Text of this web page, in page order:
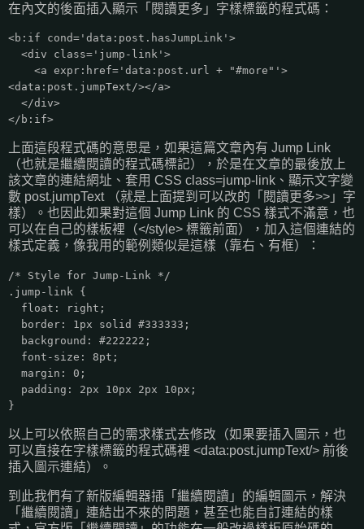
在內文的後面插入顯示「閱讀更多」字樣標籤的程式碼：
<b:if cond='data:post.hasJumpLink'>
<div class='jump-link'>
<a expr:href='data:post.url + "#more"'>
<data:post.jumpText/></a>
</div>
</b:if>
上面這段程式碼的意思是，如果這篇文章內有 Jump Link
（也就是繼續閱讀的程式碼標記），於是在文章的最後放上
該文章的連結網址、套用 CSS class=jump-link、顯示文字變
數 post.jumpText （就是上面提到可以改的「閱讀更多>>」字
樣）。也因此如果對這個 Jump Link 的 CSS 樣式不滿意，也
可以在自己的樣板裡（</style> 標籤前面），加入這個連結的
樣式定義，像我用的範例類似是這樣（靠右、有框）：
/* Style for Jump-Link */
.jump-link {
float: right;
border: 1px solid #333333;
background: #222222;
font-size: 8pt;
margin: 0;
padding: 2px 10px 2px 10px;
}
以上可以依照自己的需求樣式去修改（如果要插入圖示，也
可以直接在字樣標籤的程式碼裡 <data:post.jumpText/> 前後
插入圖示連結）。
到此我們有了新版編輯器插「繼續閱讀」的編輯圖示，解決
「繼續閱讀」連結出不來的問題，甚至也能自訂連結的樣